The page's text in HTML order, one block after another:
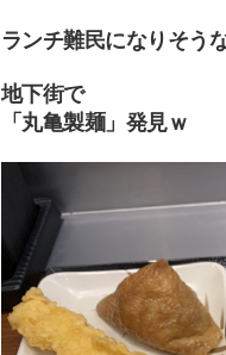
ランチ難民になりそうな
地下街で
「丸亀製麺」発見ｗ